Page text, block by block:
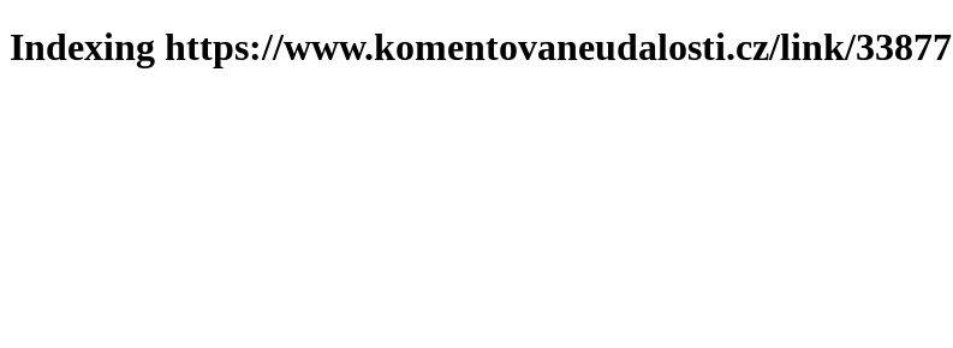
Indexing https://www.komentovaneudalosti.cz/link/33877